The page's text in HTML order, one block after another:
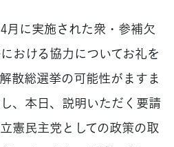
に実施された衆・参補欠
おける協力についてお礼を
散総選挙の可能性がますま
、本日、説明いただく要請
憲民主党としての政策の取